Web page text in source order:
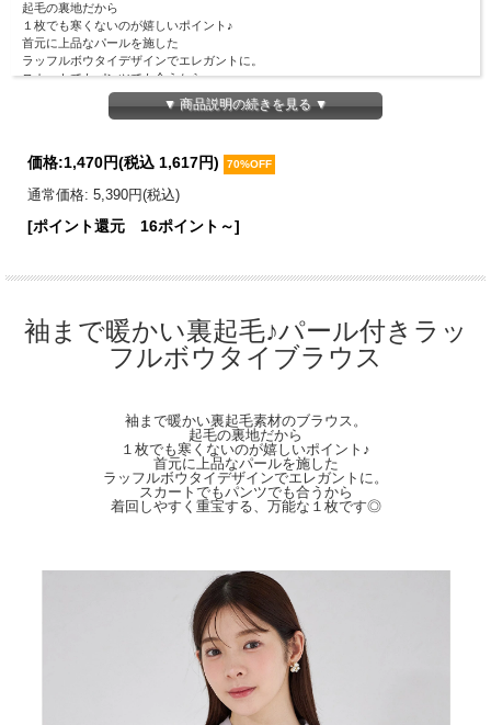
起毛の裏地だから
１枚でも寒くないのが嬉しいポイント♪
首元に上品なパールを施した
ラッフルボウタイデザインでエレガントに。
スカートでもパンツでも合うから
着回しやすく重宝する、万能な１枚です◎
裏地：ポリエステル95％、ポリウレタン5％
【Detail】
身幅：44cm
袖口幅：10cm
【Color】
#140 アイスグレー/#49 オフホワイト/#205 バーガンディ
色合いはモニター環境により若干の誤差が出ます。 ライティングや天候によりモ
デル画像と物撮り画像のカラーに違いある場合、物撮り画像の方が
実際のカラーに近い状態で撮影されておりますので、そちらを参考にしてください
▼ 商品説明の続きを見る ▼
価格:1,470円(税込 1,617円) 70%OFF
通常価格: 5,390円(税込)
[ポイント還元 16ポイント～]
袖まで暖かい裏起毛♪パール付きラッ
フルボウタイブラウス
袖まで暖かい裏起毛素材のブラウス。
起毛の裏地だから
１枚でも寒くないのが嬉しいポイント♪
首元に上品なパールを施した
ラッフルボウタイデザインでエレガントに。
スカートでもパンツでも合うから
着回しやすく重宝する、万能な１枚です◎